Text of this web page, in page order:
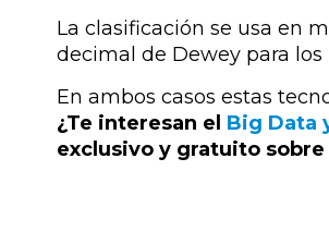
La clasificación se usa en
decimal de Dewey para
En ambos casos estas
¿Te interesan el Big Data
exclusivo y gratuito sobre